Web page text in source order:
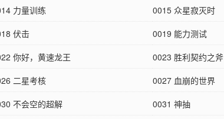
力量训练 0015 众星寂灭时
伏击 0019 能力测试
你好，黄速龙王 0023 胜利契约之斧
二星考核 0027 血崩的世界
不会空的超解 0031 神抽